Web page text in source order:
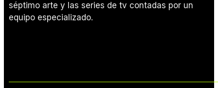
séptimo arte y las series de tv contadas por un
equipo especializado.